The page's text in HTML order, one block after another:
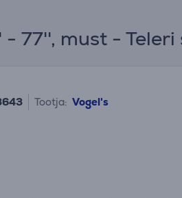
77'', must -
Tootja: Vogel's